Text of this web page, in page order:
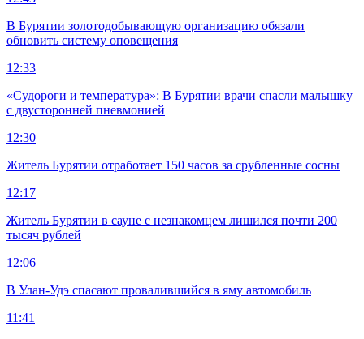
В Бурятии золотодобывающую организацию обязали
обновить систему оповещения
12:33
«Судороги и температура»: В Бурятии врачи спасли малышку
с двусторонней пневмонией
12:30
Житель Бурятии отработает 150 часов за срубленные сосны
12:17
Житель Бурятии в сауне с незнакомцем лишился почти 200
тысяч рублей
12:06
В Улан-Удэ спасают провалившийся в яму автомобиль
11:41